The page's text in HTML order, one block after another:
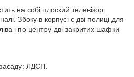
на собі плоский телевізор
Збоку в корпусі є дві полиці для
і по центру-дві закритих шафки
ЛДСП.